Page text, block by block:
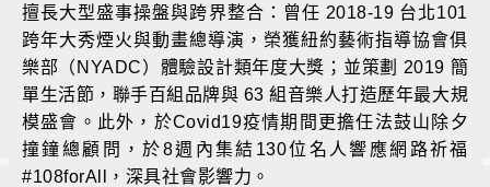
擅長大型盛事操盤與跨界整合：曾任 2018-19 台北101
跨年大秀煙火與動畫總導演，榮獲紐約藝術指導協會俱
樂部（NYADC）體驗設計類年度大獎；並策劃 2019 簡
單生活節，聯手百組品牌與 63 組音樂人打造歷年最大規
模盛會。此外，於Covid19疫情期間更擔任法鼓山除夕
撞鐘總顧問，於8週內集結130位名人響應網路祈福
#108forAll，深具社會影響力。